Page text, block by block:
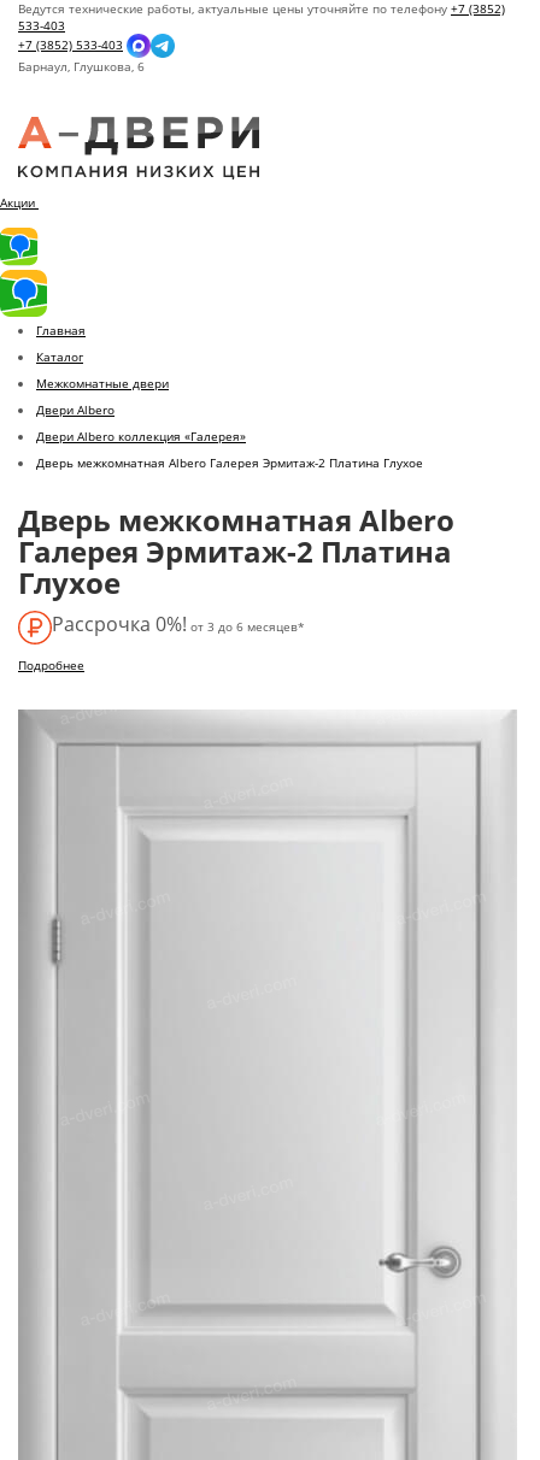
Ведутся технические работы, актуальные цены уточняйте по телефону +7 (3852)
533-403
+7 (3852) 533-403
Барнаул, Глушкова, 6
Акции
Главная
Каталог
Межкомнатные двери
Двери Albero
Двери Albero коллекция «Галерея»
Дверь межкомнатная Albero Галерея Эрмитаж-2 Платина Глухое
Дверь межкомнатная Albero
Галерея Эрмитаж-2 Платина
Глухое
Рассрочка 0%! от 3 до 6 месяцев*
Подробнее